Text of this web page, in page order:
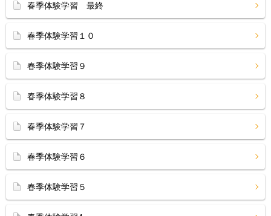
春季体験学習 最終
春季体験学習１０
春季体験学習９
春季体験学習８
春季体験学習７
春季体験学習６
春季体験学習５